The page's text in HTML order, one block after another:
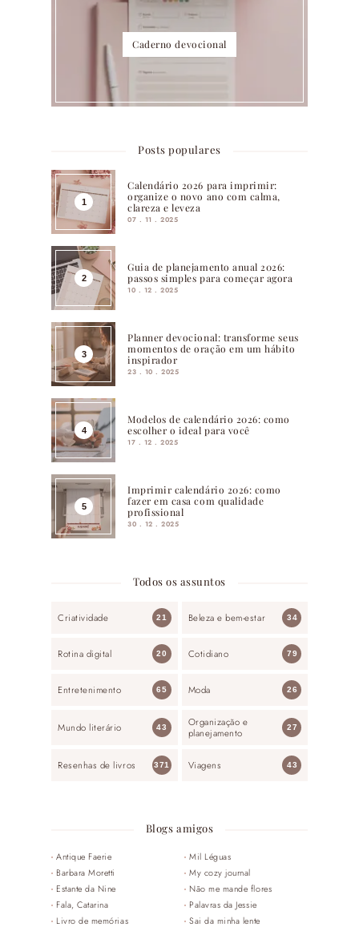
Caderno devocional
Posts populares
Calendário 2026 para imprimir:
organize o novo ano com calma,
clareza e leveza
07 . 11 . 2025
Guia de planejamento anual 2026:
passos simples para começar agora
10 . 12 . 2025
Planner devocional: transforme seus
momentos de oração em um hábito
inspirador
23 . 10 . 2025
Modelos de calendário 2026: como
escolher o ideal para você
17 . 12 . 2025
Imprimir calendário 2026: como
fazer em casa com qualidade
profissional
30 . 12 . 2025
Todos os assuntos
Criatividade 21 Beleza e bem-estar 34
Rotina digital 20 Cotidiano 79
Entretenimento 65 Moda 26
Mundo literário 43
Organização e
planejamento
27
Resenhas de livros 371 Viagens 43
Blogs amigos
Antique Faerie
Barbara Moretti
Estante da Nine
Fala, Catarina
Livro de memórias
Mil Léguas
My cozy journal
Não me mande flores
Palavras da Jessie
Sai da minha lente